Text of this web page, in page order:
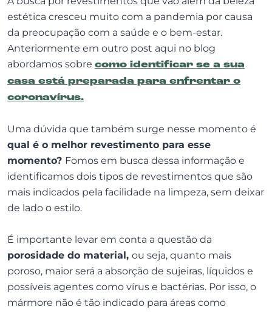
estética cresceu muito com a pandemia por causa
da preocupação com a saúde e o bem-estar.
Anteriormente em outro post aqui no blog
abordamos sobre como identificar se a sua
casa está preparada para enfrentar o
coronavírus.
Uma dúvida que também surge nesse momento é
qual é o melhor revestimento para esse
momento? Fomos em busca dessa informação e
identificamos dois tipos de revestimentos que são
mais indicados pela facilidade na limpeza, sem deixar
de lado o estilo.
É importante levar em conta a questão da
porosidade do material, ou seja, quanto mais
poroso, maior será a absorção de sujeiras, líquidos e
possíveis agentes como vírus e bactérias. Por isso, o
mármore não é tão indicado para áreas como